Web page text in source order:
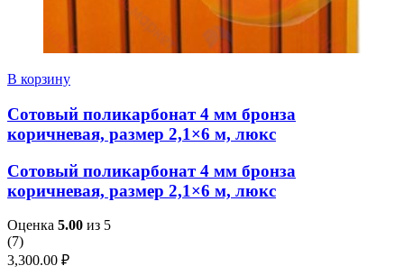
В корзину
Сотовый поликарбонат 4 мм бронза
коричневая, размер 2,1×6 м, люкс
Сотовый поликарбонат 4 мм бронза
коричневая, размер 2,1×6 м, люкс
Оценка 5.00 из 5
(7)
3,300.00 ₽